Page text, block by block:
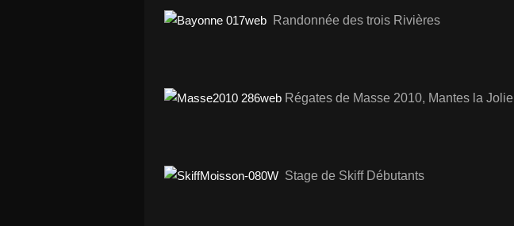
Randonnée des trois Rivières
Régates de Masse 2010, Mantes la Jolie
Stage de Skiff Débutants